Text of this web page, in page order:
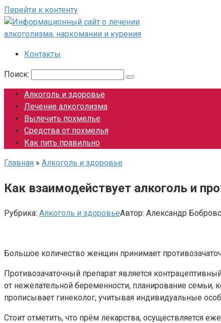
Перейти к контенту
Контакты
Поиск:
Алкоголь и здоровье
Лечение алкоголизма
Вылечить похмелье
Средства от похмелья
Как пить правильно
Главная » Алкоголь и здоровье
Как взаимодействует алкоголь и
Рубрика: Алкоголь и здоровьеАвтор: Александр
Большое количество женщин принимает
Противозачаточный препарат является
от нежелательной беременности, планирование семьи,
прописывает гинеколог, учитывая индивидуальные
Стоит отметить, что прём лекарства, осуществляется